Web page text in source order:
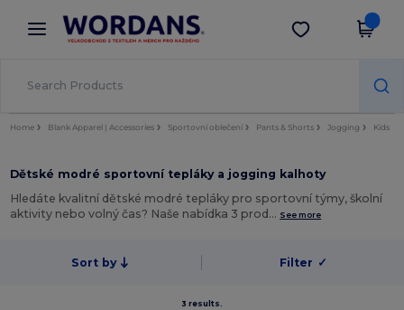
× Aplikace Wordans
Lepší ceny v aplikaci!
Stáhnout app
Home Blank Apparel | Accessories Sportovní oblečení Pants & Shorts Jogging Kids
Dětské modré sportovní tepláky a jogging kalhoty
Hledáte kvalitní dětské modré tepláky pro sportovní týmy, školní
aktivity nebo volný čas? Naše nabídka 3 prod… See more
Sort by Filter ✓
3 results.